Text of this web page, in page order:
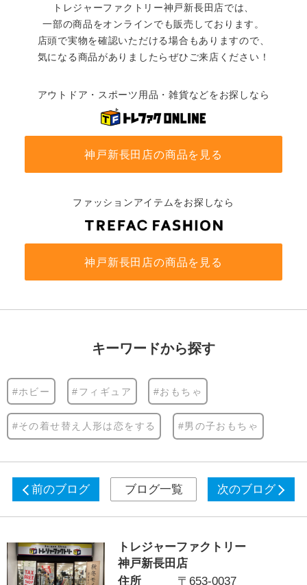
トレジャーファクトリー神戸新長田店では、
一部の商品をオンラインでも販売しております。
店頭で実物を確認いただける場合もありますので、
気になる商品がありましたらぜひご来店ください！
アウトドア・スポーツ用品・雑貨などをお探しなら
神戸新長田店の商品を見る
ファッションアイテムをお探しなら
神戸新長田店の商品を見る
キーワードから探す
#ホビー #フィギュア #おもちゃ
#その着せ替え人形は恋をする #男の子おもちゃ
前のブログ ブログ一覧 次のブログ
トレジャーファクトリー
神戸新長田店
住所
〒653-0037